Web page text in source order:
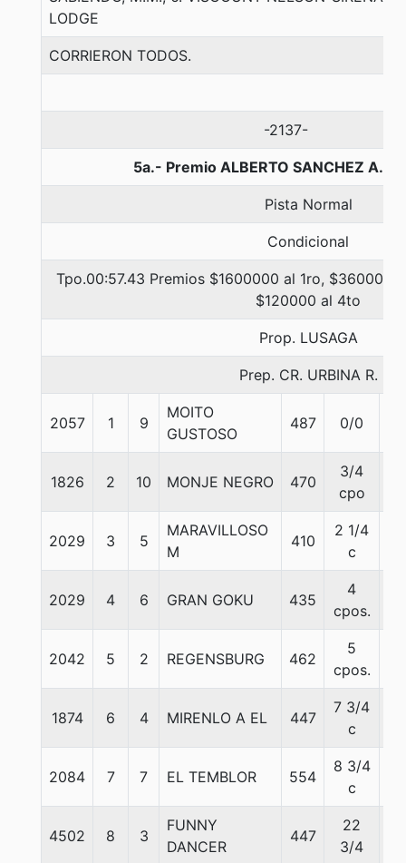
LODGE
CORRIERON TODOS.
-2137-
5a.- Premio ALBERTO SANCHEZ A.,
Pista Normal
Condicional
Tpo.00:57.43 Premios $1600000 al 1ro, $360000
$120000 al 4to
Prop. LUSAGA
Prep. CR. URBINA R.
2057 1 9
MOITO
GUSTOSO
487 0/0
1826 2 10 MONJE NEGRO 470
3/4
cpo
2029 3 5
MARAVILLOSO
M
410
2 1/4
c
2029 4 6 GRAN GOKU 435
4
cpos.
2042 5 2 REGENSBURG 462
5
cpos.
1874 6 4 MIRENLO A EL 447
7 3/4
c
2084 7 7 EL TEMBLOR 554
8 3/4
c
4502 8 3
FUNNY
DANCER
447
22
3/4